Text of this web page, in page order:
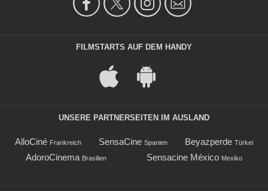
FILMSTARTS AUF DEM HANDY
UNSERE PARTNERSEITEN IM AUSLAND
AlloCiné Frankreich SensaCine Spanien Beyazperde Türkei
AdoroCinema Brasilien Sensacine México Mexiko